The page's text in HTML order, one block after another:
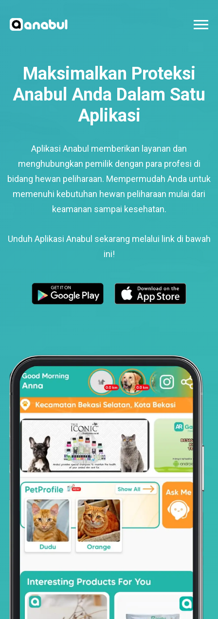
Maksimalkan Proteksi
Anabul Anda Dalam Satu
Aplikasi
Aplikasi Anabul memberikan layanan dan
menghubungkan pemilik dengan para profesi di
bidang hewan peliharaan. Mempermudah Anda untuk
memenuhi kebutuhan hewan peliharaan mulai dari
keamanan sampai kesehatan.
Unduh Aplikasi Anabul sekarang melalui link di bawah
ini!